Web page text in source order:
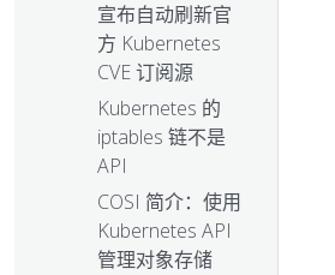
宣布自动刷新官
方 Kubernetes
CVE 订阅源
Kubernetes 的
iptables 链不是
API
COSI 简介：使用
Kubernetes API
管理对象存储